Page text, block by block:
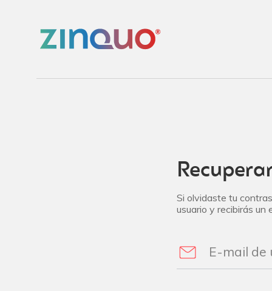
Si olvidaste tu
usuario y recibirás un